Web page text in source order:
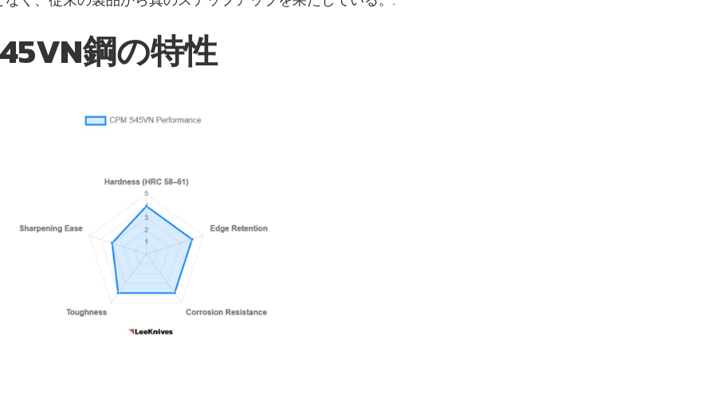
鋼の特性